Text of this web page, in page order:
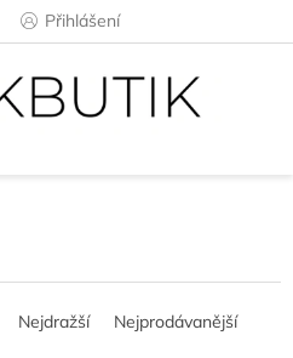
Přihlášení
Nejdražší Nejprodávanější